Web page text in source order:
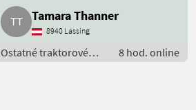
Tamara Thanner
8940 Lassing
Ostatné traktorové
komponenty / Ostatné
8 hod. online